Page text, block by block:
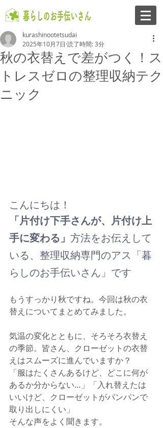
秋の衣替えで差がつく！ス
トレスゼロの整理収納テク
ニック
kurashinootetsudai
2025年10月7日 読了時間: 3分
こんにちは！
「片付け下手さんが、片付け上
手に変わる」 方法をお伝えして
いる、整理収納専門のアス「暮
らしのお手伝いさん」です
もうすっかり秋ですね。 今回は秋の衣
替えについてまとめてみました。
気温の変化とともに、そろそろ衣替え
の季節。皆さん、クローゼットの衣替
えはスムーズに進んでいますか？
「服はたくさんあるけど、どこに何が
あるか分からない…」「入れ替えたは
いいけど、クローゼットがパンパンで
取り出しにくい」
そんな声をよく聞きます。